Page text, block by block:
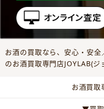
お酒の買取なら、安心・安
のお酒買取専門店JOYLAB(ジ
お酒買取